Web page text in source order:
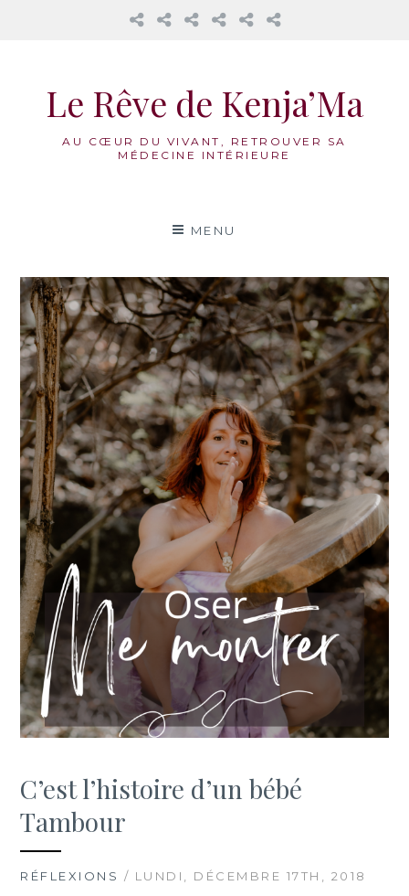
𝔸𝕦
𝕃𝕦𝕟𝕖𝕤
Mama
La Honorer
NosRéflexions
contenuLe Rêve de Kenja’Ma
AU CŒUR DU VIVANT, RETROUVER SA
MÉDECINE INTÉRIEURE
MENU
C’est l’histoire d’un bébé
Tambour
RÉFLEXIONS / LUNDI, DÉCEMBRE 17TH, 2018